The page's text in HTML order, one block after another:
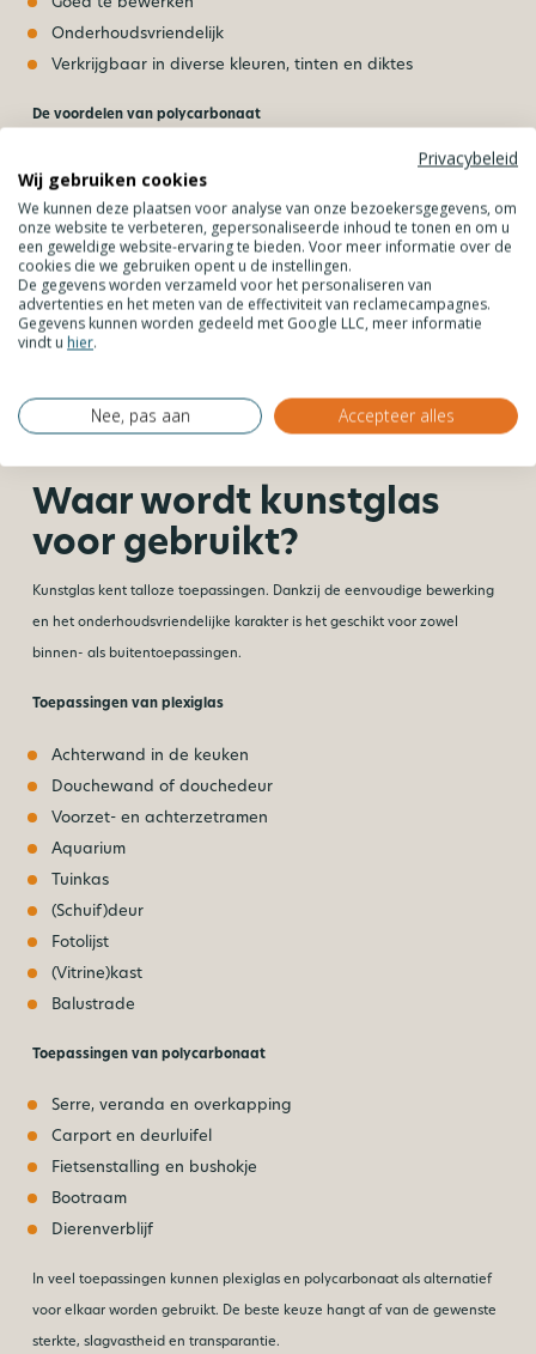
Onderhoudsvriendelijk
Verkrijgbaar in diverse kleuren, tinten en diktes
De voordelen van polycarbonaat
UV- en weerbestendig
Goed te bewerken
Onderhoudsvriendelijk
Koud te buigen
Verkrijgbaar in verschillende diktes en tinten
oplossing? Dan is polycarbonaat de beste keuze. Staat een glasheldere
uitstraling voorop? Kies dan voor plexiglas.
Waar wordt kunstglas
voor gebruikt?
Kunstglas kent talloze toepassingen. Dankzij de eenvoudige bewerking
en het onderhoudsvriendelijke karakter is het geschikt voor zowel
binnen- als buitentoepassingen.
Toepassingen van plexiglas
Achterwand in de keuken
Douchewand of douchedeur
Voorzet- en achterzetramen
Aquarium
Tuinkas
(Schuif)deur
Fotolijst
(Vitrine)kast
Balustrade
Toepassingen van polycarbonaat
Serre, veranda en overkapping
Carport en deurluifel
Fietsenstalling en bushokje
Bootraam
Dierenverblijf
In veel toepassingen kunnen plexiglas en polycarbonaat als alternatief
voor elkaar worden gebruikt. De beste keuze hangt af van de gewenste
sterkte, slagvastheid en transparantie.
Privacybeleid
Wij gebruiken cookies
We kunnen deze plaatsen voor analyse van onze bezoekersgegevens, om
onze website te verbeteren, gepersonaliseerde inhoud te tonen en om u
een geweldige website-ervaring te bieden. Voor meer informatie over de
cookies die we gebruiken opent u de instellingen.
De gegevens worden verzameld voor het personaliseren van
advertenties en het meten van de effectiviteit van reclamecampagnes.
Gegevens kunnen worden gedeeld met Google LLC, meer informatie
vindt u hier.
Nee, pas aan Accepteer alles